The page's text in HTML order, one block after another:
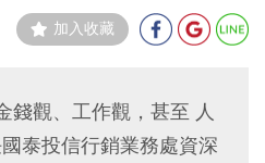
加入收藏
錢觀、工作觀，甚至 人
泰投信行銷業務處資深